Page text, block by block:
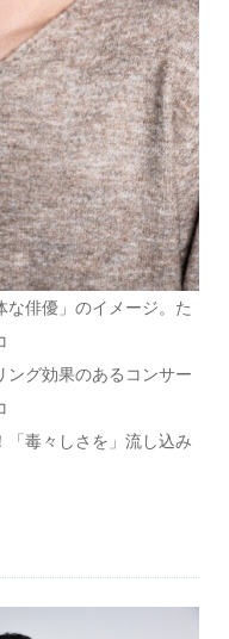
俳優」のイメージ。た
ング効果のあるコンサー
「毒々しさを」流し込み